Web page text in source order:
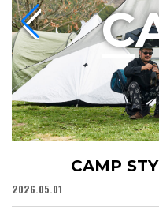
CAMP
2026.05.01
C